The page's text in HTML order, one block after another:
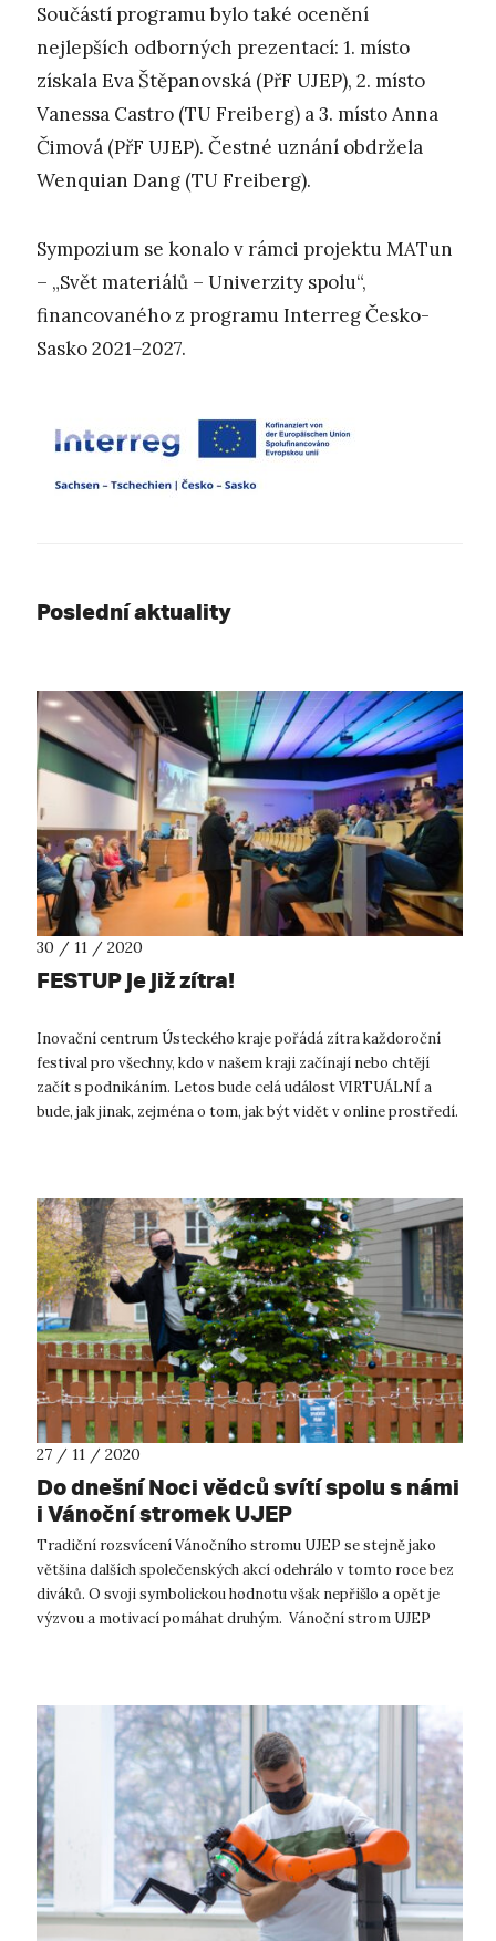
Součástí programu bylo také ocenění
nejlepších odborných prezentací: 1. místo
získala Eva Štěpanovská (PřF UJEP), 2. místo
Vanessa Castro (TU Freiberg) a 3. místo Anna
Čimová (PřF UJEP). Čestné uznání obdržela
Wenquian Dang (TU Freiberg).
Sympozium se konalo v rámci projektu MATun
– „Svět materiálů – Univerzity spolu“,
financovaného z programu Interreg Česko-
Sasko 2021–2027.
Poslední aktuality
30 / 11 / 2020
FESTUP je již zítra!
Inovační centrum Ústeckého kraje pořádá zítra každoroční
festival pro všechny, kdo v našem kraji začínají nebo chtějí
začít s podnikáním. Letos bude celá událost VIRTUÁLNÍ a
bude, jak jinak, zejména o tom, jak být vidět v online prostředí.
27 / 11 / 2020
Do dnešní Noci vědců svítí spolu s námi
i Vánoční stromek UJEP
Tradiční rozsvícení Vánočního stromu UJEP se stejně jako
většina dalších společenských akcí odehrálo v tomto roce bez
diváků. O svoji symbolickou hodnotu však nepřišlo a opět je
výzvou a motivací pomáhat druhým. Vánoční strom UJEP